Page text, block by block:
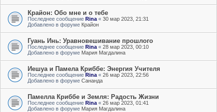
Крайон: Обо мне и о тебе
Последнее сообщение Rina « 30 мар 2023, 21:31
Добавлено в форуме Крайон
Гуань Инь: Уравновешивание прошлого
Последнее сообщение Rina « 28 мар 2023, 00:10
Добавлено в форуме Мария Магдалина
Иешуа и Памела Криббе: Энергия Учителя
Последнее сообщение Rina « 26 мар 2023, 22:56
Добавлено в форуме Сананда
Памелла Криббе и Земля: Радость Жизни
Последнее сообщение Rina « 26 мар 2023, 01:41
Добавлено в форуме Мария Магдалина